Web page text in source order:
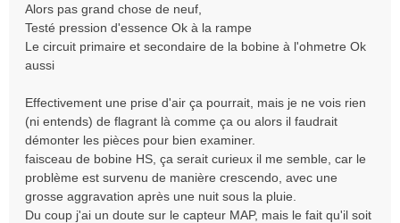
a
g
e
Alors pas grand chose de neuf,
Testé pression d'essence Ok à la rampe
Le circuit primaire et secondaire de la bobine à l'ohmetre Ok
aussi
Effectivement une prise d'air ça pourrait, mais je ne vois rien
(ni entends) de flagrant là comme ça ou alors il faudrait
démonter les pièces pour bien examiner.
faisceau de bobine HS, ça serait curieux il me semble, car le
problème est survenu de manière crescendo, avec une
grosse aggravation après une nuit sous la pluie.
Du coup j'ai un doute sur le capteur MAP, mais le fait qu'il soit